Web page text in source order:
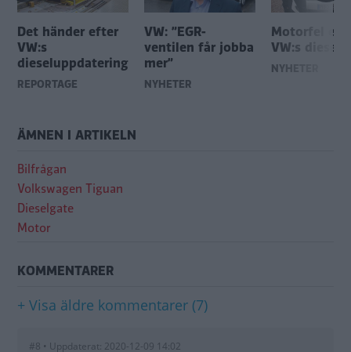
Det händer efter
VW:s
dieseluppdatering
REPORTAGE
VW: ”EGR-
ventilen får jobba
mer”
NYHETER
Motorfel
VW:s
NYHETER
ÄMNEN I ARTIKELN
Bilfrågan
Volkswagen Tiguan
Dieselgate
Motor
KOMMENTARER
+ Visa äldre kommentarer (7)
#8 • Uppdaterat: 2020-12-09 14:02